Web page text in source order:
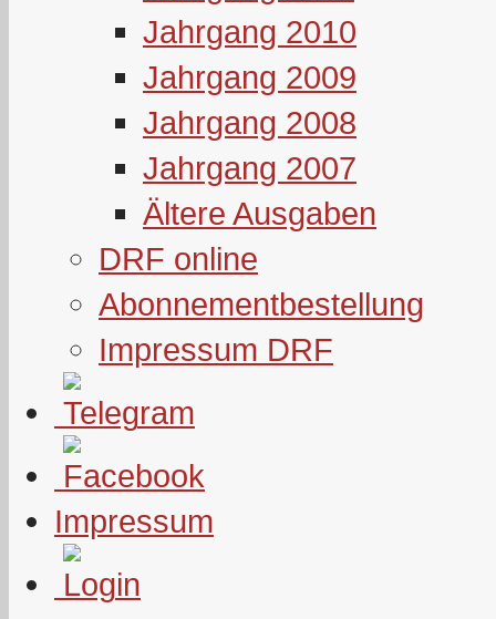
Jahrgang 2010
Jahrgang 2009
Jahrgang 2008
Jahrgang 2007
Ältere Ausgaben
DRF online
Abonnementbestellung
Impressum DRF
Impressum